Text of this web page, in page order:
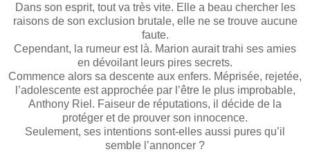
Dans son esprit, tout va très vite. Elle a beau chercher les
raisons de son exclusion brutale, elle ne se trouve aucune
faute.
Cependant, la rumeur est là. Marion aurait trahi ses amies
en dévoilant leurs pires secrets.
Commence alors sa descente aux enfers. Méprisée, rejetée,
l’adolescente est approchée par l’être le plus improbable,
Anthony Riel. Faiseur de réputations, il décide de la
protéger et de prouver son innocence.
Seulement, ses intentions sont-elles aussi pures qu’il
semble l’annoncer ?